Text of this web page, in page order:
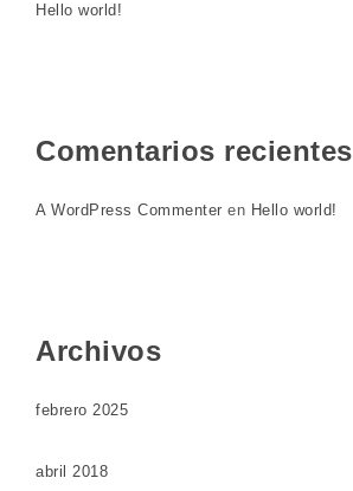
Hello world!
Comentarios recientes
A WordPress Commenter en Hello world!
Archivos
febrero 2025
abril 2018